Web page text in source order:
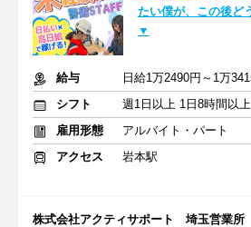
たい僕が、この後
▼
給与
シフト
雇用形態
アルバイト・パート
アクセス
岩本駅
株式会社アクティサポート 埼玉営業所